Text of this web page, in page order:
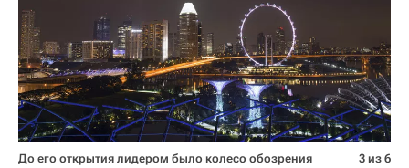
До его открытия лидером было колесо обозрения
3 из 6